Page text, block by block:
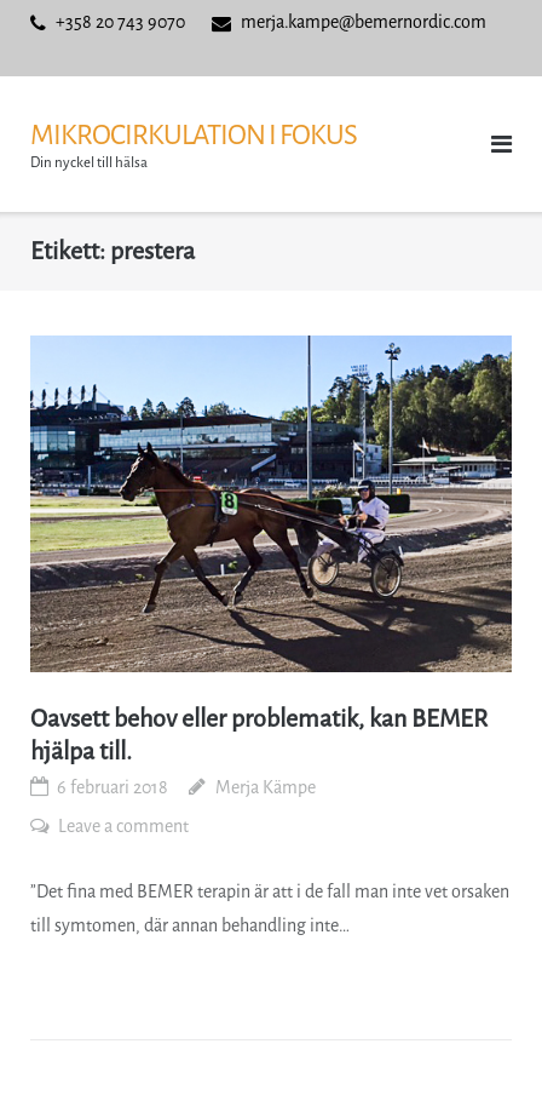
+358 20 743 9070 merja.kampe@bemernordic.com
MIKROCIRKULATION I FOKUS
Din nyckel till hälsa
Etikett:prestera
Oavsett behov eller problematik, kan BEMER
hjälpa till.
6 februari 2018
Merja Kämpe
Leave a comment
”Det fina med BEMER terapin är att i de fall man inte vet orsaken
till symtomen, där annan behandling inte…